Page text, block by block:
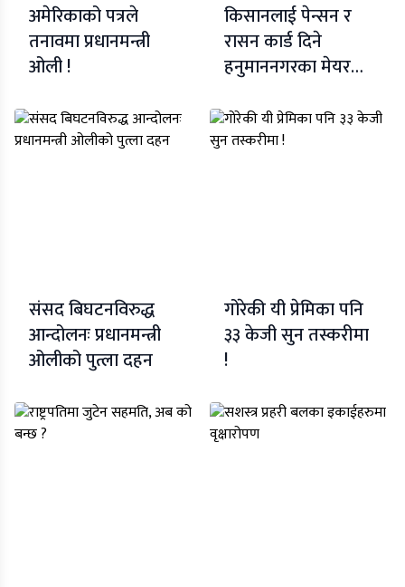
अमेरिकाको पत्रले
तनावमा प्रधानमन्त्री
ओली !
किसानलाई पेन्सन र
रासन कार्ड दिने
हनुमाननगरका मेयरको
संसद बिघटनविरुद्ध
आन्दोलनः प्रधानमन्त्री
ओलीको पुत्ला दहन
गोरेकी यी प्रेमिका पनि
३३ केजी सुन तस्करीमा
!